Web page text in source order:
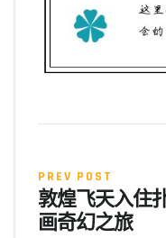
PREV POST
敦煌飞天入住
画奇幻之旅